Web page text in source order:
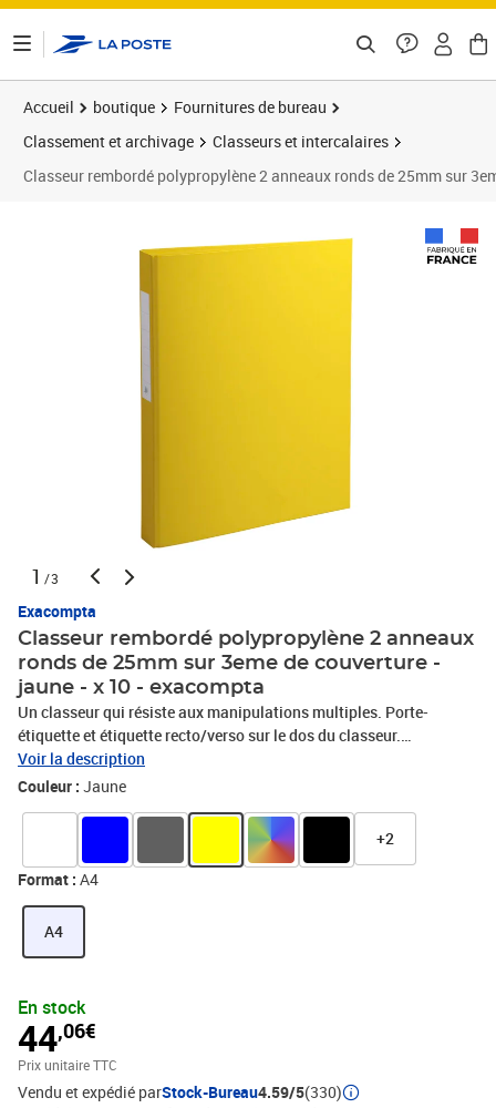
Accueil boutique
Fournitures de bureau
Classement et archivage
Classeurs et intercalaires
Classeur rembordé polypropylène 2 anneaux ronds de 25mm sur
1 /3
Exacompta
Classeur rembordé polypropylène 2 anneaux
ronds de 25mm sur 3eme de couverture -
jaune - x 10 - exacompta
Un classeur qui résiste aux manipulations multiples. Porte-
étiquette et étiquette recto/verso sur le dos du classeur.
Mécanique sur la 3ème de couverture. Garde PP. Format A4,
adapté au classement de feuilles, pochettes perforées et
Voir la description
Couleur : Jaune
+2
Format : A4
A4
En stock
44,06€
Prix unitaire TTC
Vendu et expédié parStock-Bureau4.59/5(330)